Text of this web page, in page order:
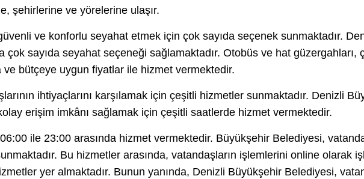
şehirlerine ve yörelerine ulaşır.
ve konforlu seyahat etmek için çok sayıda seçenek sunmaktadır.
çok sayıda seyahat seçeneği sağlamaktadır. Otobüs ve hat güzergahları,
bütçeye uygun fiyatlar ile hizmet vermektedir.
ihtiyaçlarını karşılamak için çeşitli hizmetler sunmaktadır. Denizli
erişim imkânı sağlamak için çeşitli saatlerde hizmet vermektedir.
ile 23:00 arasında hizmet vermektedir. Büyükşehir Belediyesi,
Bu hizmetler arasında, vatandaşların işlemlerini online olarak
yer almaktadır. Bunun yanında, Denizli Büyükşehir Belediyesi,